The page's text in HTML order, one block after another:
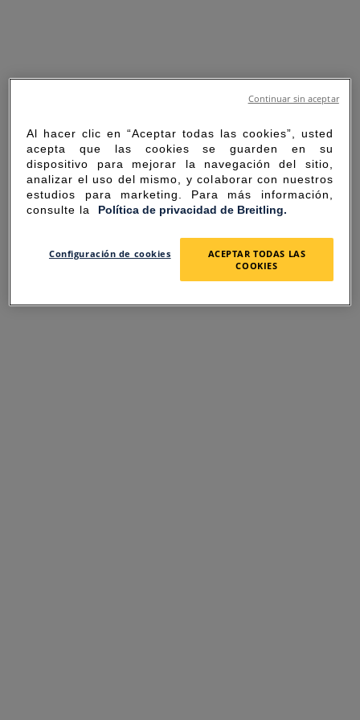
SORRY FOR THE
INCONVENIENCE
Al hacer clic en “Aceptar todas las cookies”, usted
acepta que las cookies se guarden en su
dispositivo para mejorar la navegación del sitio,
analizar el uso del mismo, y colaborar con nuestros
estudios para marketing. Para más información,
consulte la Política de privacidad de Breitling.
Configuración de cookies
ACEPTAR TODAS LAS
COOKIES
Continuar sin aceptar